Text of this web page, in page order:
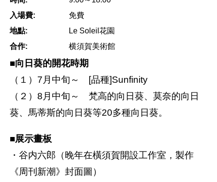
入場費:
免費
地點:
Le Soleil花園
合作:
横須賀美術館
■向日葵的開花時期
（１）7月中旬～ [品種]Sunfinity
（２）8月中旬～ 梵高的向日葵、莫奈的向日
葵、馬蒂斯的向日葵等20多種向日葵。
■展示畫板
・谷内六郎（晚年在橫須賀開設工作室，製作
《周刊新潮》封面圖）